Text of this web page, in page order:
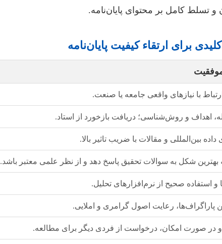
و تسلط کامل بر محتوای پایان‌نامه.
برای ارتقاء کیفیت پایان‌نامه
با نیازهای واقعی جامعه یا صنعت.
اهداف و روش‌شناسی؛ دریافت بازخورد از استاد.
داده بین‌المللی و مقالات با ضریب تاثیر بالا.
بهترین شکل به سوالات تحقیق پاسخ دهد و از نظر علمی معتبر باشد.
و استفاده صحیح از نرم‌افزارهای تحلیل.
پاراگراف‌ها، رعایت اصول گرامری و املایی.
و در صورت امکان، درخواست از فردی دیگر برای مطالعه.